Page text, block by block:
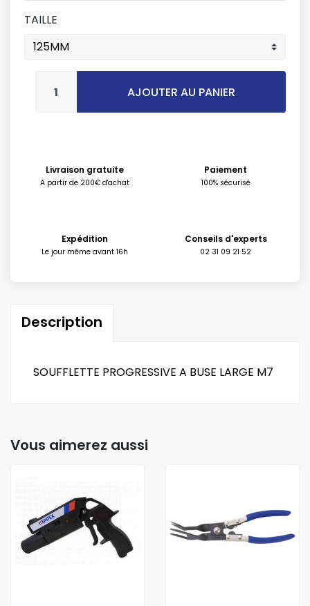
TAILLE
AJOUTER AU PANIER
Livraison gratuite
A partir de 200€ d'achat
Paiement
100% sécurisé
Expédition
Le jour même avant 16h
Conseils d'experts
02 31 09 21 52
Description
SOUFFLETTE PROGRESSIVE A BUSE LARGE M7
Vous aimerez aussi